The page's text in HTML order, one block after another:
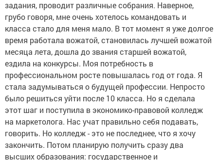
задания, проводит различные собрания. Наверное,
грубо говоря, мне очень хотелось командовать и
класса стало для меня мало. В тот момент я уже долгое
время работала вожатой, становилась лучшей вожатой
месяца лета, дошла до звания старшей вожатой,
ездила на конкурсы. Моя потребность в
профессиональном росте повышалась год от года. Я
стала задумываться о будущей профессии. Непросто
было решиться уйти после 10 класса. Но я сделала
этот шаг и поступила в экономико-правовой колледж
на маркетолога. Нас учат правильно себя подавать,
говорить. Но колледж - это не последнее, что я хочу
закончить. Потом планирую получить сразу два
высших образования: государственное и